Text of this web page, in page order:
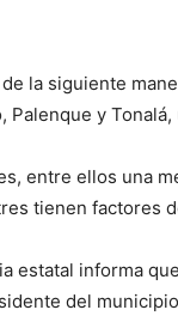
la siguiente
Palenque y
entre ellos una
tienen factores
estatal informa
del